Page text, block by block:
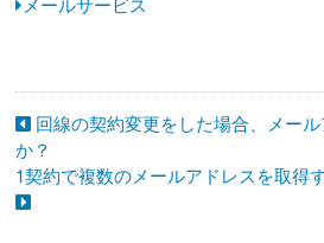
回線の契約変更をした場合、メー
か？
1契約で複数のメールアドレスを取得